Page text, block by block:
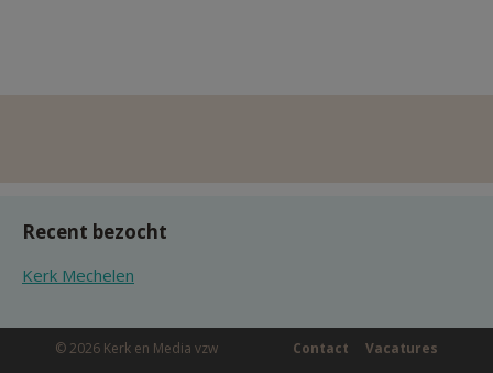
Recent bezocht
Kerk Mechelen
© 2026 Kerk en Media vzw Vacatures
Contact